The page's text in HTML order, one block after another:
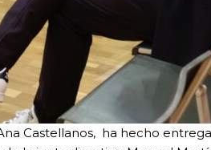
Castellanos, ha hecho